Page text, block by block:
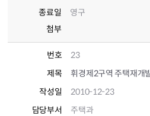
종료일
영구
첨부
번호
23
제목
휘경제2구역 주택재개
작성일
2010-12-23
담당부서
주택과